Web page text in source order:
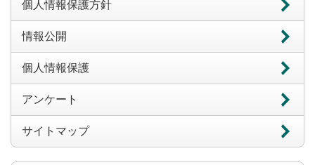
個人情報保護方針
情報公開
個人情報保護
アンケート
サイトマップ